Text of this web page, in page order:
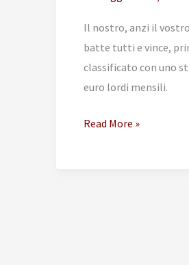
Il nostro, anzi il
batte tutti e vince,
classificato con uno
euro lordi mensili.
9.762,94
Read More »